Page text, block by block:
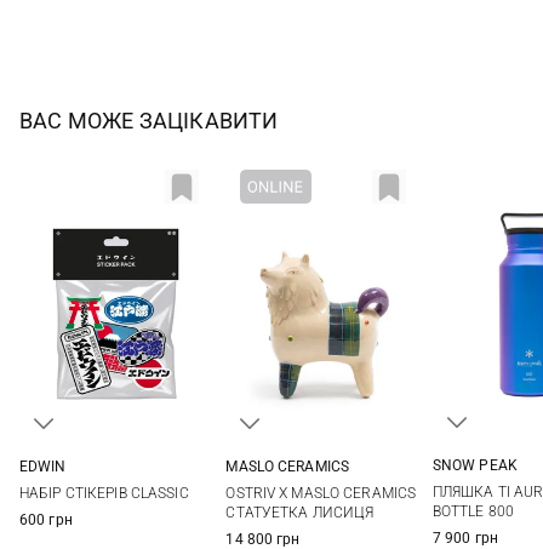
ВАС МОЖЕ ЗАЦІКАВИТИ
EDWIN
НАБІР СТІКЕРІВ CLASSIC
600 грн
MASLO CERAMICS
OSTRIV X MASLO CERAMICS
СТАТУЕТКА ЛИСИЦЯ
14 800 грн
SNOW PEAK
ПЛЯШКА TI
BOTTLE 800
7 900 грн